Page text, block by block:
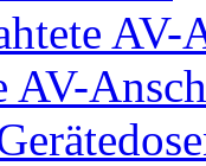
AV-
AV-